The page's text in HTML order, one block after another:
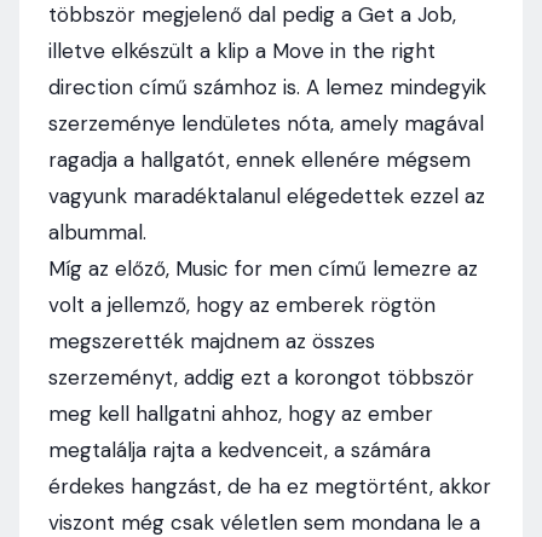
többször megjelenő dal pedig a Get a Job,
illetve elkészült a klip a Move in the right
direction című számhoz is. A lemez mindegyik
szerzeménye lendületes nóta, amely magával
ragadja a hallgatót, ennek ellenére mégsem
vagyunk maradéktalanul elégedettek ezzel az
albummal.
Míg az előző, Music for men című lemezre az
volt a jellemző, hogy az emberek rögtön
megszerették majdnem az összes
szerzeményt, addig ezt a korongot többször
meg kell hallgatni ahhoz, hogy az ember
megtalálja rajta a kedvenceit, a számára
érdekes hangzást, de ha ez megtörtént, akkor
viszont még csak véletlen sem mondana le a